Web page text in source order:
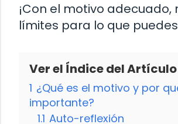
¡Con el motivo adecuado,
límites para lo que
Ver el Índice del Artículo
1 ¿Qué es el motivo y por
importante?
1.1 Auto-reflexión